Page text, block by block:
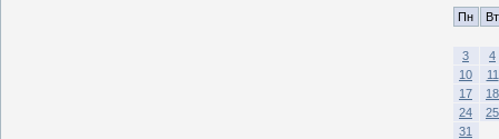
Пн Вт
3
4
10
11
17
18
24
25
31